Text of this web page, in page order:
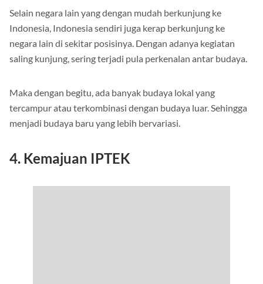
Selain negara lain yang dengan mudah berkunjung ke
Indonesia, Indonesia sendiri juga kerap berkunjung ke
negara lain di sekitar posisinya. Dengan adanya kegiatan
saling kunjung, sering terjadi pula perkenalan antar budaya.
Maka dengan begitu, ada banyak budaya lokal yang
tercampur atau terkombinasi dengan budaya luar. Sehingga
menjadi budaya baru yang lebih bervariasi.
4. Kemajuan IPTEK